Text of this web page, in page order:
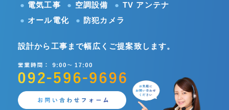
● 電気工事 ● 空調設備 ● TV アンテナ
● オール電化 ● 防犯カメラ
設計から工事まで幅広くご提案致します。